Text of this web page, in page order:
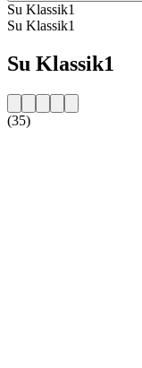
Su Klassik1
Su Klassik1
Su Klassik1
(35)